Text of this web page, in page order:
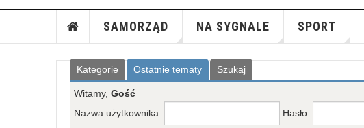
SAMORZĄD NA SYGNALE SPORT
Kategorie Ostatnie tematy Szukaj
Witamy, Gość
Nazwa użytkownika:
Hasło: